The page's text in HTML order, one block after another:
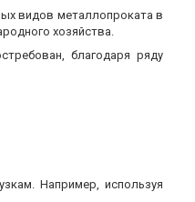
видов металлопроката в
хозяйства.
благодаря ряду
Например, используя